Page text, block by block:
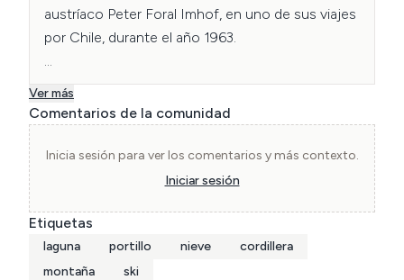
austríaco Peter Foral Imhof, en uno de sus viajes
por Chile, durante el año 1963.
Enviada por Walter Foral.
Ver más
Comentarios de la comunidad
Inicia sesión para ver los comentarios y más contexto.
Iniciar sesión
Etiquetas
laguna portillo nieve
cordillera
montaña
ski